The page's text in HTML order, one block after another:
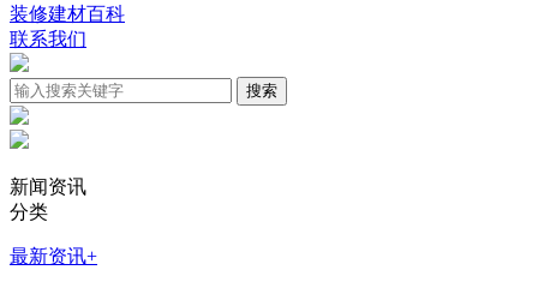
装修建材百科
联系我们
新闻资讯
分类
最新资讯+